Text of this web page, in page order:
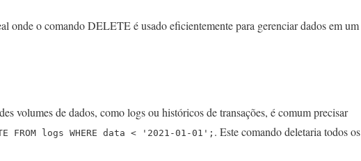
onde o comando DELETE é usado eficientemente para gerenciar dados em um
volumes de dados, como logs ou históricos de transações, é comum precisar
FROM logs WHERE data < '2021-01-01'; . Este comando deletaria todos os